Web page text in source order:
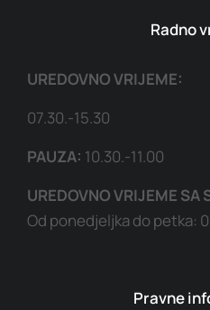
Radno
UREDOVNO VRIJEME:
07.30.-15.30
PAUZA: 10.30.-11.00
UREDOVNO VRIJEME SA
Od ponedjeljka do petka:
Pravne